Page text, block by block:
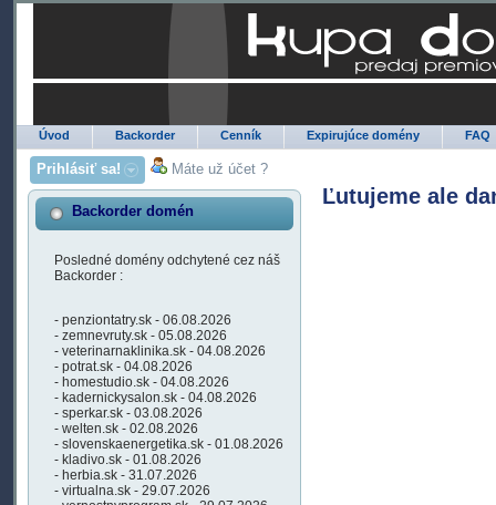
Úvod Backorder Cenník Expirujúce domény FAQ
Prihlásiť sa! Máte už účet ?
Backorder domén
Posledné domény odchytené cez náš
Backorder :
- penziontatry.sk - 06.08.2026
- zemnevruty.sk - 05.08.2026
- veterinarnaklinika.sk - 04.08.2026
- potrat.sk - 04.08.2026
- homestudio.sk - 04.08.2026
- kadernickysalon.sk - 04.08.2026
- sperkar.sk - 03.08.2026
- welten.sk - 02.08.2026
- slovenskaenergetika.sk - 01.08.2026
- kladivo.sk - 01.08.2026
- herbia.sk - 31.07.2026
- virtualna.sk - 29.07.2026
Ľutujeme ale